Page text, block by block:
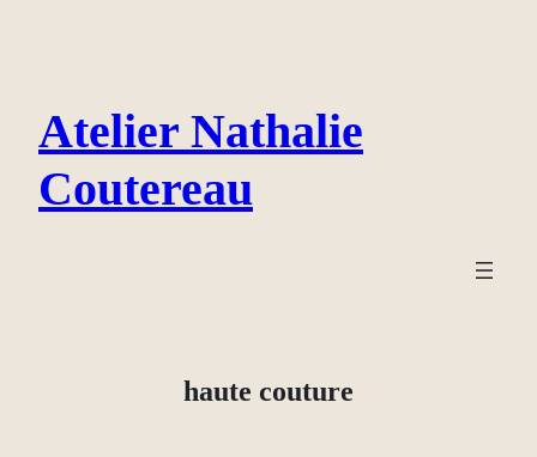
Atelier Nathalie
Coutereau
haute couture